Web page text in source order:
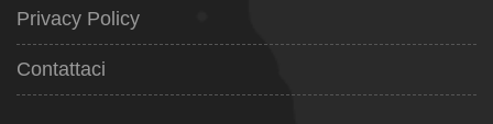
Privacy Policy
Contattaci